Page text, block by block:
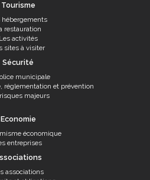
Tourisme
hébergements
restauration
Les activités
sites à visiter
Sécurité
municipale
réglementation et prévention
majeurs
Economie
économique
entreprises
associations